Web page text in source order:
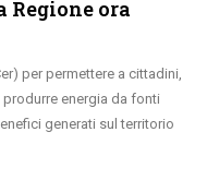
Regione ora
per permettere a cittadini,
energia da fonti
generati sul territorio